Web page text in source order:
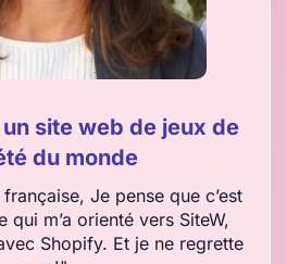
site web de jeux de
du monde
Je pense que c’est
qui m’a orienté vers SiteW,
Shopify. Et je ne regrette